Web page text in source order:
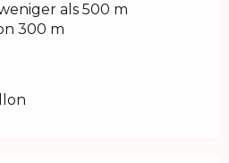
als 500 m
300 m